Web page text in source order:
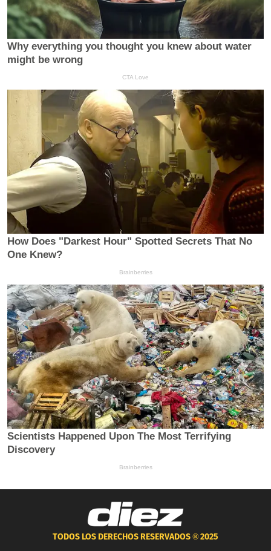
TODOS LOS DERECHOS RESERVADOS ®2025